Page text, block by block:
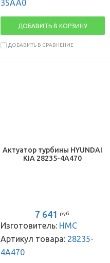
3SAA0
ДОБАВИТЬ В КОРЗИНУ
ДОБАВИТЬ В СРАВНЕНИЕ
Актуатор турбины HYUNDAI
KIA 28235-4A470
7 641 руб.
Изготовитель: HMC
Артикул товара: 28235-
4A470